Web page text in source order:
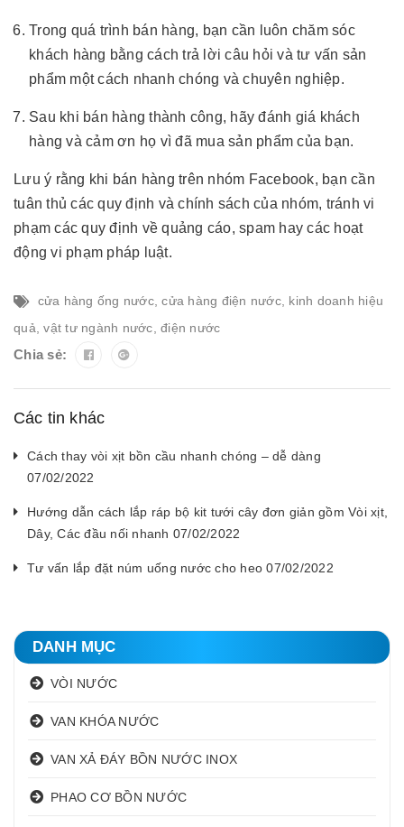
Trong quá trình bán hàng, bạn cần luôn chăm sóc
khách hàng bằng cách trả lời câu hỏi và tư vấn sản
phẩm một cách nhanh chóng và chuyên nghiệp.
Sau khi bán hàng thành công, hãy đánh giá khách
hàng và cảm ơn họ vì đã mua sản phẩm của bạn.
Lưu ý rằng khi bán hàng trên nhóm Facebook, bạn cần
tuân thủ các quy định và chính sách của nhóm, tránh vi
phạm các quy định về quảng cáo, spam hay các hoạt
động vi phạm pháp luật.
cửa hàng ống nước,cửa hàng điện nước, kinh doanh hiệu
quả ,vật tư ngành nước điện nước
Chia sẻ:
Các tin khác
Cách thay vòi xịt bồn cầu nhanh chóng – dễ dàng
07/02/2022
Hướng dẫn cách lắp ráp bộ kit tưới cây đơn giản gồm Vòi xịt,
Dây, Các đầu nối nhanh 07/02/2022
Tư vấn lắp đặt núm uống nước cho heo 07/02/2022
DANH MỤC
VÒI NƯỚC
VAN KHÓA NƯỚC
VAN XẢ ĐÁY BỒN NƯỚC INOX
PHAO CƠ BỒN NƯỚC